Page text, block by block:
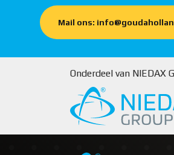
Mail ons:
Onderdeel van NIEDAX